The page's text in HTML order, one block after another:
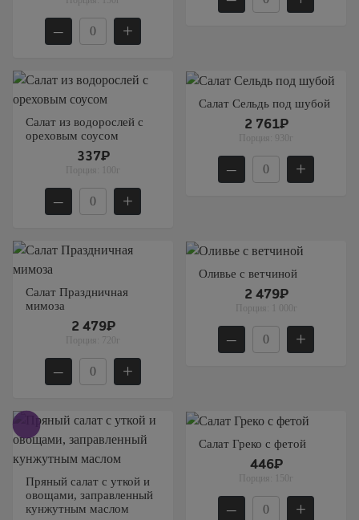
– +
Салат из водорослей с
ореховым соусом
337₽
Порция: 100г
– +
Салат Сельдь под шубой
2 761₽
Порция: 930г
– +
Салат Праздничная
мимоза
2 479₽
Порция: 720г
– +
Оливье с ветчиной
2 479₽
Порция: 1 000г
– +
Пряный салат с уткой и
овощами, заправленный
кунжутным маслом
Салат Греко с фетой
446₽
Порция: 150г
– +